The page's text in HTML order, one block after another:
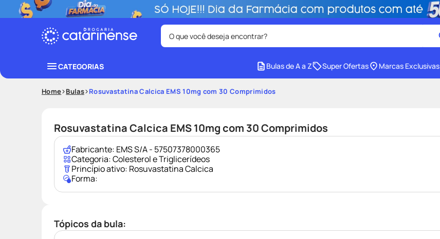
O que você deseja encontrar?
3º fralda
7º ozivy 8º lenço umedecido
9º desodorante
CATEGORIAS Bulas de A a Z Super Ofertas Marcas Exclusivas
Home Bulas Rosuvastatina Calcica EMS 10mg com 30 Comprimidos
Rosuvastatina Calcica EMS 10mg com 30 Comprimidos
Fabricante: EMS S/A - 57507378000365
Categoria:Colesterol e Triglicerídeos
Princípio ativo: Rosuvastatina Calcica
Forma:
Tópicos da bula: